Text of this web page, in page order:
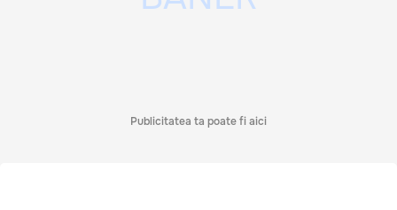
Publicitatea ta poate fi aici